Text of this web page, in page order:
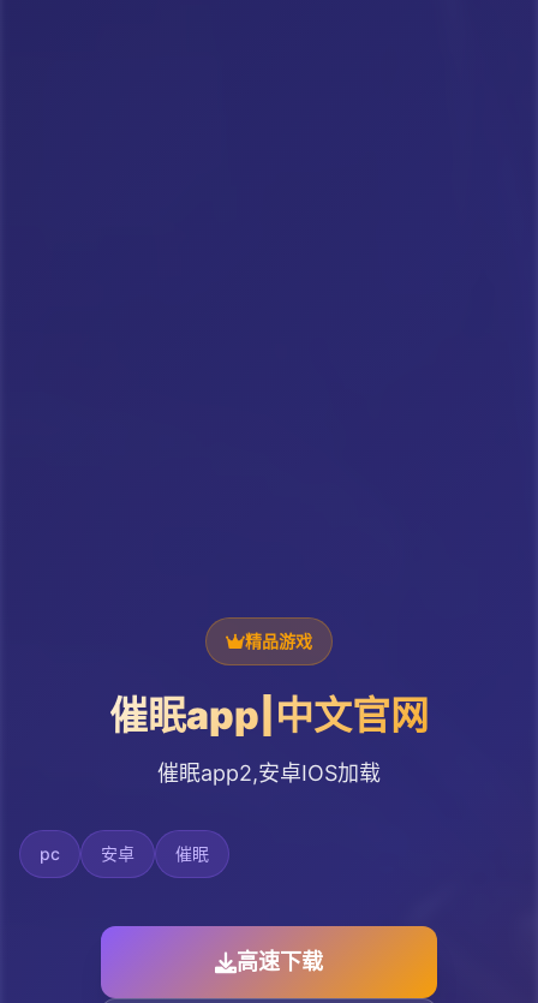
精品游戏
催眠app|中文官网
催眠app2,安卓IOS加载
pc 安卓 催眠
高速下载